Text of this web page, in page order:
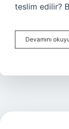
teslim edilir?
Devamını